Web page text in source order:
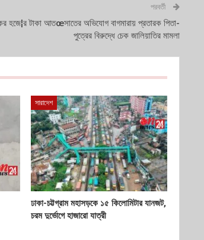
পরবর্তী
হজে¦র টাকা আতœসাতের অভিযোগ বাগমারায় প্রতারক পিতা-
পুত্রের বিরুদ্ধে চেক জালিয়াতির মামলা
সারাদেশ
ঢাকা-চট্টগ্রাম মহাসড়কে ১৫ কিলোমিটার যানজট,
চরম দুর্ভোগে হাজারো যাত্রী